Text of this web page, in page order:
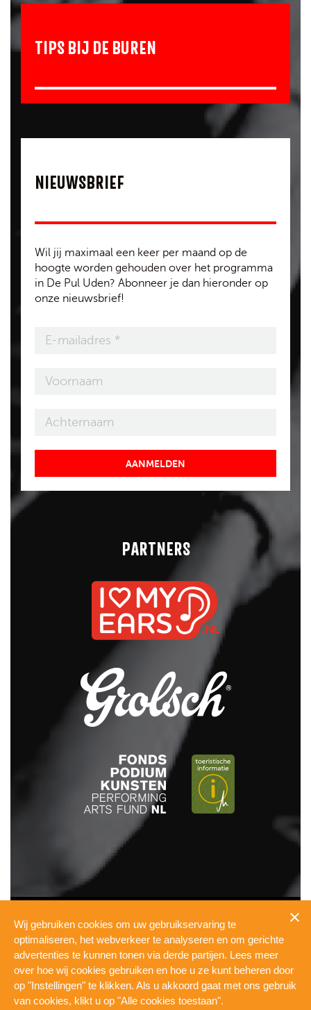
TIPS BIJ DE BUREN
NIEUWSBRIEF
Wil jij maximaal een keer per maand op de
hoogte worden gehouden over het programma
in De Pul Uden? Abonneer je dan hieronder op
onze nieuwsbrief!
AANMELDEN
PARTNERS
INFO
PRESSKIT
TECHNICAL
PRIVACY
COOKIES
WERKEN BIJ DE PUL
Wij gebruiken cookies om uw gebruikservaring te
optimaliseren, het webverkeer te analyseren en om gerichte
advertenties te kunnen tonen via derde partijen. Lees meer
over hoe wij cookies gebruiken en hoe u ze kunt beheren door
op "Instellingen" te klikken. Als u akkoord gaat met ons gebruik
van cookies, klikt u op "Alle cookies toestaan".